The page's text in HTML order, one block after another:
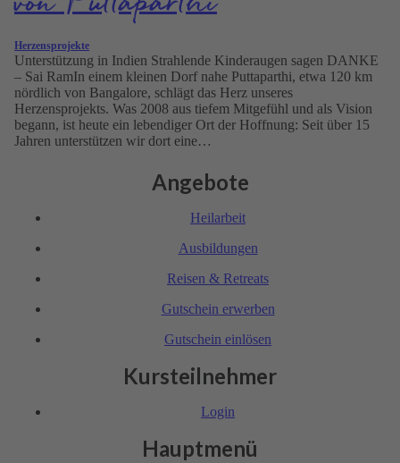
Herzensprojekte
Unterstützung in Indien Strahlende Kinderaugen sagen DANKE
– Sai RamIn einem kleinen Dorf nahe Puttaparthi, etwa 120 km
nördlich von Bangalore, schlägt das Herz unseres
Herzensprojekts. Was 2008 aus tiefem Mitgefühl und als Vision
begann, ist heute ein lebendiger Ort der Hoffnung: Seit über 15
Jahren unterstützen wir dort eine…
Angebote
Heil­arbeit
Ausbil­dungen
Reisen & Retreats
Gutschein erwerben
Gutschein einlösen
Kursteilnehmer
Login
Hauptmenü